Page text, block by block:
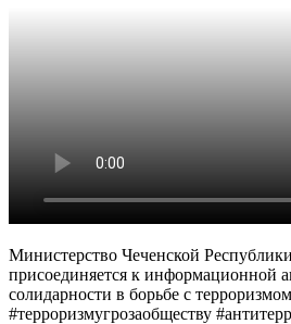
Министерство Чеченской
присоединяется к информационной
солидарности в борьбе с
#терроризмугрозаобществу